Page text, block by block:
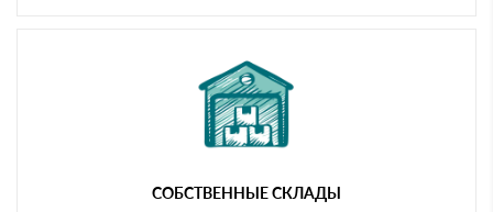
СОБСТВЕННЫЕ СКЛАДЫ